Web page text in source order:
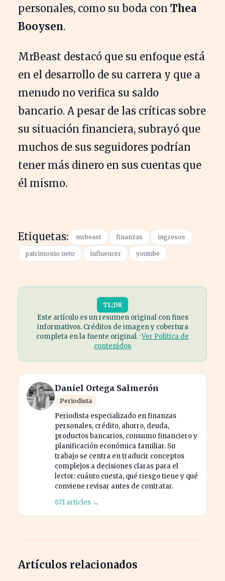
personales, como su boda con Thea
Booysen.
MrBeast destacó que su enfoque está
en el desarrollo de su carrera y que a
menudo no verifica su saldo
bancario. A pesar de las críticas sobre
su situación financiera, subrayó que
muchos de sus seguidores podrían
tener más dinero en sus cuentas que
él mismo.
Etiquetas: mrbeast finanzas ingresos
patrimonio neto influencer youtube
TL;DR
Este artículo es un resumen original con fines
informativos. Créditos de imagen y cobertura
completa en la fuente original. ·Ver Política de
contenidos
Daniel Ortega Salmerón
Periodista
Periodista especializado en finanzas
personales, crédito, ahorro, deuda,
productos bancarios, consumo financiero y
planificación económica familiar. Su
trabajo se centra en traducir conceptos
complejos a decisiones claras para el
lector: cuánto cuesta, qué riesgo tiene y qué
conviene revisar antes de contratar.
671 articles →
Artículos relacionados